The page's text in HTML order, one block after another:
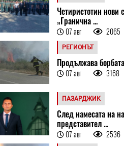
Четиристотин нови
„Гранична ...
07 авг 2065
РЕГИОНЪТ
Продължава
07 авг 3168
ПАЗАРДЖИК
След намесата на
представител ...
07 авг 2536